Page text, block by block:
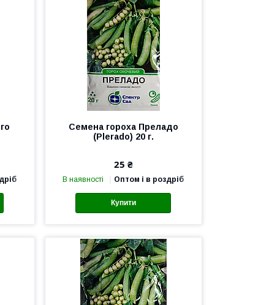
Семена гороха Преладо
(Plerado) 20 г.
25 ₴
В наявності Оптом і в роздріб
Купити